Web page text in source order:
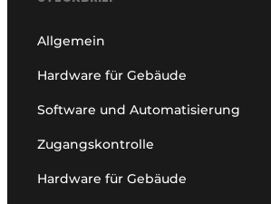
Allgemein
Hardware für Gebäude
Software und Automatisierung
Zugangskontrolle
Hardware für Gebäude